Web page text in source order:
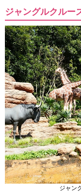
ジャングルクルー
ジャン